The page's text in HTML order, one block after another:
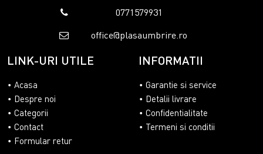
0771579931
office@plasaumbrire.ro
LINK-URI UTILE
Acasa
Despre noi
Categorii
Contact
Formular retur
INFORMATII
Garantie si service
Detalii livrare
Confidentialitate
Termeni si conditii